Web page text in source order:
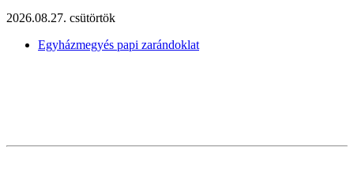
2026.08.27. csütörtök
Egyházmegyés papi zarándoklat